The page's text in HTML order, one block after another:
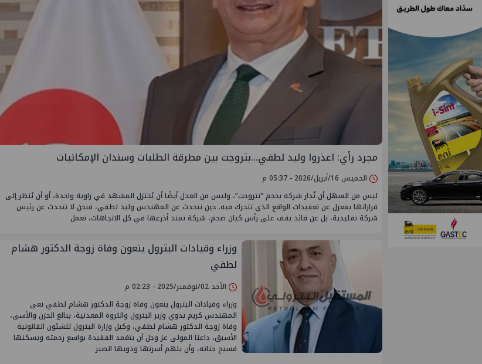
مجرد رأي: اعذروا وليد لطفي…بتروجت بين مطرقة الطلبات وسندان الإمكانيات
الخميس 16/أبريل/2026 - 05:37 م
ليس من السهل أن تُدار شركة بحجم “بتروجت”، وليس من العدل أيضًا أن يُختزل المشهد في زاوية واحدة، أو أن يُنظر إلى
قراراتها بمعزل عن تعقيدات الواقع الذي تتحرك فيه. حين نتحدث عن المهندس وليد لطفي، فنحن لا نتحدث عن رئيس
شركة تقليدية، بل عن قائد يقف على رأس كيان ضخم، شركة تمتد أذرعها في كل الاتجاهات، تعمل
وزراء وقيادات البترول ينعون وفاة زوجة الدكتور هشام
لطفي
الأحد 02/نوفمبر/2025 - 02:23 م
وزراء وقيادات البترول ينعون وفاة زوجة الدكتور هشام لطفي نعى
المهندس كريم بدوي وزير البترول والثروة المعدنية، ببالغ الحزن والأسى،
وفاة زوجة الدكتور هشام لطفي، وكيل وزارة البترول للشئون القانونية
الأسبق، داعيًا المولى عز وجل أن يتغمد الفقيدة بواسع رحمته ويسكنها
فسيح جناته، وأن يلهم أسرتها وذويها الصبر